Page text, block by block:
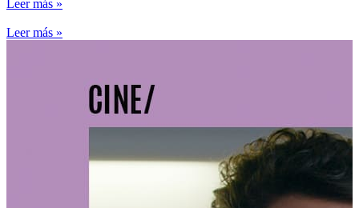
Leer más »
Leer más »